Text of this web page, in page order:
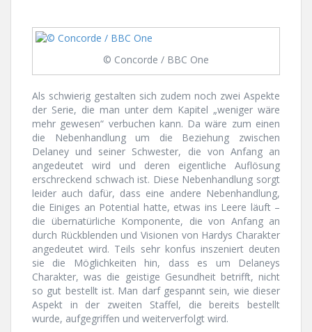
© Concorde / BBC One
Als schwierig gestalten sich zudem noch zwei Aspekte
der Serie, die man unter dem Kapitel „weniger wäre
mehr gewesen“ verbuchen kann. Da wäre zum einen
die Nebenhandlung um die Beziehung zwischen
Delaney und seiner Schwester, die von Anfang an
angedeutet wird und deren eigentliche Auflösung
erschreckend schwach ist. Diese Nebenhandlung sorgt
leider auch dafür, dass eine andere Nebenhandlung,
die Einiges an Potential hatte, etwas ins Leere läuft –
die übernatürliche Komponente, die von Anfang an
durch Rückblenden und Visionen von Hardys Charakter
angedeutet wird. Teils sehr konfus inszeniert deuten
sie die Möglichkeiten hin, dass es um Delaneys
Charakter, was die geistige Gesundheit betrifft, nicht
so gut bestellt ist. Man darf gespannt sein, wie dieser
Aspekt in der zweiten Staffel, die bereits bestellt
wurde, aufgegriffen und weiterverfolgt wird.